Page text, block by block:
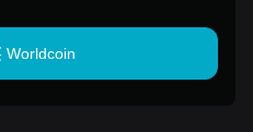
Worldcoin